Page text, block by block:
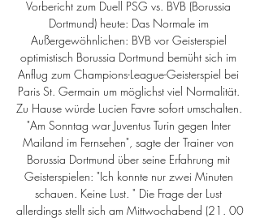
Vorbericht zum Duell PSG vs. BVB (Borussia
Dortmund) heute: Das Normale im
Außergewöhnlichen: BVB vor Geisterspiel
optimistisch Borussia Dortmund bemüht sich im
Anflug zum Champions-League-Geisterspiel bei
Paris St. Germain um möglichst viel Normalität.
Zu Hause würde Lucien Favre sofort umschalten.
"Am Sonntag war Juventus Turin gegen Inter
Mailand im Fernsehen", sagte der Trainer von
Borussia Dortmund über seine Erfahrung mit
Geisterspielen: "Ich konnte nur zwei Minuten
schauen. Keine Lust. " Die Frage der Lust
allerdings stellt sich am Mittwochabend (21. 00